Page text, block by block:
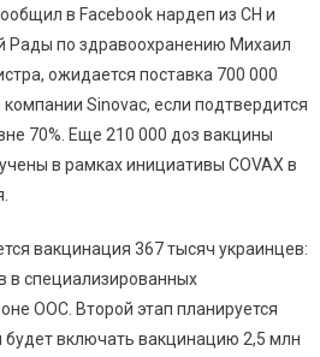
В
Украине
В
в Facebook нардеп из СН и
Рады по здравоохранению Михаил
ожидается поставка 700 000
Sinovac, если подтвердится
70%. Еще 210 000 доз вакцины
в рамках инициативы COVAX в
вакцинация 367 тысяч украинцев:
в специализированных
ООС. Второй этап планируется
будет включать вакцинацию 2,5 млн